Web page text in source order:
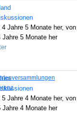
Jahre 5 Monate her, von
Jahre 5 Monate her
Jahre 4 Monate her, von
Jahre 4 Monate her